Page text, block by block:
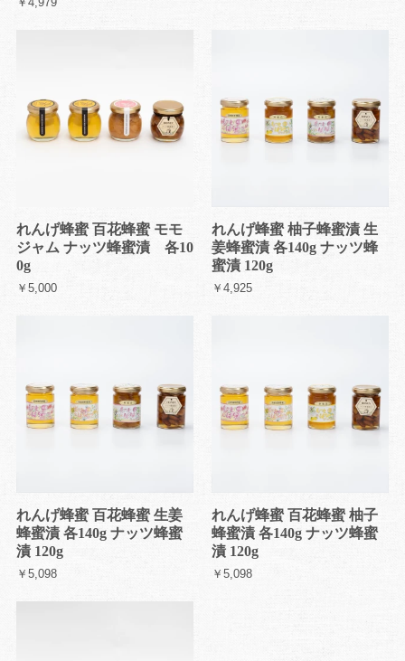
れんげ蜂蜜 百花蜂蜜 モモ
ジャム ナッツ蜂蜜漬 各10
0g
￥5,000
れんげ蜂蜜 柚子蜂蜜漬 生
姜蜂蜜漬 各140g ナッツ蜂
蜜漬 120g
￥4,925
れんげ蜂蜜 百花蜂蜜 生姜
蜂蜜漬 各140g ナッツ蜂蜜
漬 120g
￥5,098
れんげ蜂蜜 百花蜂蜜 柚子
蜂蜜漬 各140g ナッツ蜂蜜
漬 120g
￥5,098